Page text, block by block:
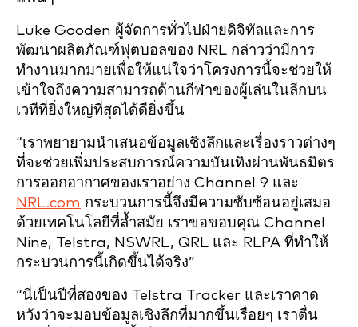
Luke Gooden ผู้จัดการทั่วไปฝ่ายดิจิทัลและการ
พัฒนาผลิตภัณฑ์ฟุตบอลของ NRL กล่าวว่ามีการ
ทำงานมากมายเพื่อให้แน่ใจว่าโครงการนี้จะช่วยให้
เข้าใจถึงความสามารถด้านกีฬาของผู้เล่นในลีกบน
เวทีที่ยิ่งใหญ่ที่สุดได้ดียิ่งขึ้น
“เราพยายามนำเสนอข้อมูลเชิงลึกและเรื่องราวต่างๆ
ที่จะช่วยเพิ่มประสบการณ์ความบันเทิงผ่านพันธมิตร
การออกอากาศของเราอย่าง Channel 9 และ
NRL.com กระบวนการนี้จึงมีความซับซ้อนอยู่เสมอ
ด้วยเทคโนโลยีที่ล้ำสมัย เราขอขอบคุณ Channel
Nine, Telstra, NSWRL, QRL และ RLPA ที่ทำให้
กระบวนการนี้เกิดขึ้นได้จริง”
“นี่เป็นปีที่สองของ Telstra Tracker และเราคาด
หวังว่าจะมอบข้อมูลเชิงลึกที่มากขึ้นเรื่อยๆ เราตื่น